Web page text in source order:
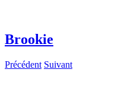
Brookie
Précédent Suivant